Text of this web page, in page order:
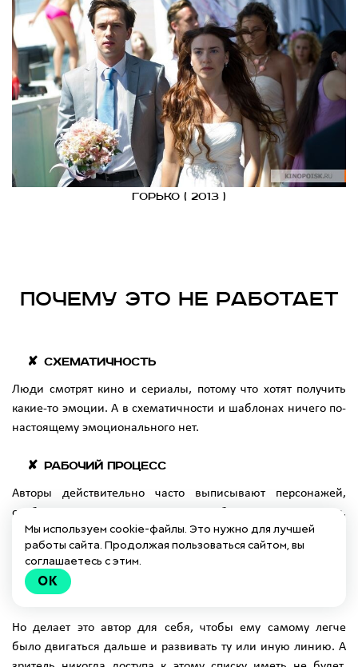
Горько ( 2013 )
Почему это не работает
Схематичность
Люди смотрят кино и сериалы, потому что хотят получить
какие-то эмоции. А в схематичности и шаблонах ничего по-
настоящему эмоционального нет.
Рабочий процесс
Авторы действительно часто выписывают персонажей,
особенно если их много или они работают над сериалом,
создавая список с двумя-тремя основными
характеристиками, которые о персонаже дадут какое-то
представление. Называется такой список - библия
персонажей.
Но делает это автор для себя, чтобы ему самому легче
было двигаться дальше и развивать ту или иную линию. А
Мы используем cookie-файлы. Это нужно для лучшей
работы сайта. Продолжая пользоваться сайтом, вы
соглашаетесь с этим.
OK